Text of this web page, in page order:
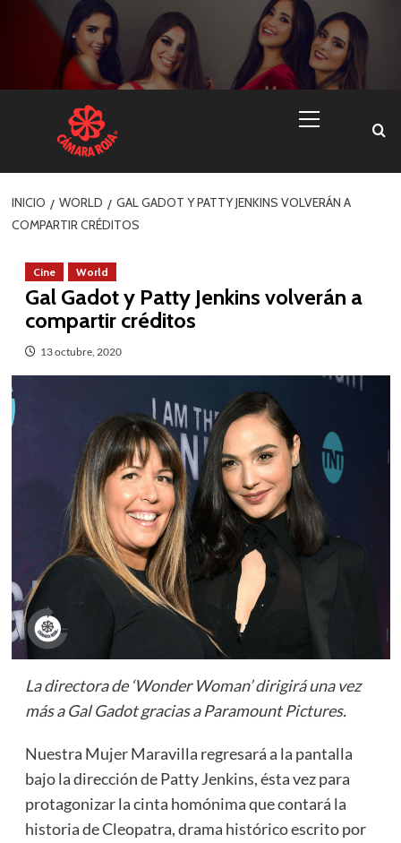
primario
INICIO WORLD
GAL GADOT Y PATTY JENKINS VOLVERÁN A
COMPARTIR CRÉDITOS
Cine World
Gal Gadot y Patty Jenkins volverán a
compartir créditos
13 octubre, 2020
La directora de ‘Wonder Woman’ dirigirá una vez
más a Gal Gadot gracias a Paramount Pictures.
Nuestra Mujer Maravilla regresará a la pantalla
bajo la dirección de Patty Jenkins, ésta vez para
protagonizar la cinta homónima que contará la
historia de Cleopatra, drama histórico escrito por